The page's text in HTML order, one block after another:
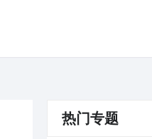
热门专题